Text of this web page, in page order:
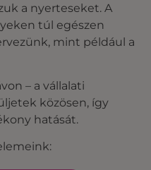
a nyerteseket. A
túl egészen
mint például a
– a vállalati
közösen, így
hatását.